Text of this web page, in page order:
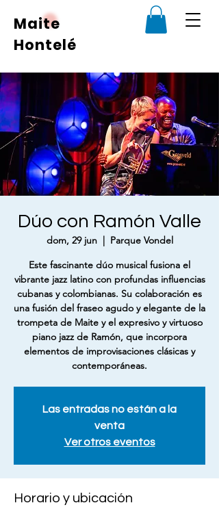
Maite
Hontelé
Dúo con Ramón Valle
dom, 29 jun
  |
Parque Vondel
Este fascinante dúo musical fusiona el
vibrante jazz latino con profundas influencias
cubanas y colombianas. Su colaboración es
una fusión del fraseo agudo y elegante de la
trompeta de Maite y el expresivo y virtuoso
piano jazz de Ramón, que incorpora
elementos de improvisaciones clásicas y
contemporáneas.
Las entradas no están a la
venta
Ver otros eventos
Horario y ubicación